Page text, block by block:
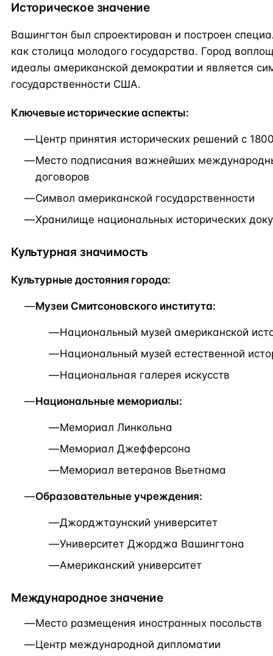
Историческое значение
Вашингтон был спроектирован и построен
как столица молодого государства. Город
идеалы американской демократии и является
государственности США.
Ключевые исторические аспекты:
Центр принятия исторических решений с
Место подписания важнейших
договоров
Символ американской государственности
Хранилище национальных исторических
Культурная значимость
Культурные достояния города:
Музеи Смитсоновского института:
Национальный музей американской
Национальный музей естественной
Национальная галерея искусств
Национальные мемориалы:
Мемориал Линкольна
Мемориал Джефферсона
Мемориал ветеранов Вьетнама
Образовательные учреждения:
Джорджтаунский университет
Университет Джорджа Вашингтона
Американский университет
Международное значение
Место размещения иностранных посольств
Центр международной дипломатии